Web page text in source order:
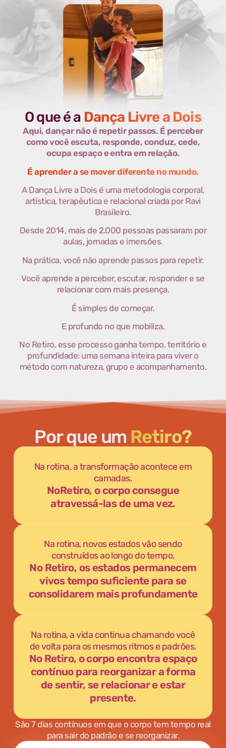
O que é a Dança Livre a Dois
Aqui, dançar não é repetir passos. É perceber
como você escuta, responde, conduz, cede,
ocupa espaço e entra em relação.
É aprender a se mover diferente no mundo.
A Dança Livre a Dois é uma metodologia corporal,
artística, terapêutica e relacional criada por Ravi
Brasileiro.
Desde 2014, mais de 2.000 pessoas passaram por
aulas, jornadas e imersões.
Na prática, você não aprende passos para repetir.
Você aprende a perceber, escutar, responder e se
relacionar com mais presença.
É simples de começar.
E profundo no que mobiliza.
No Retiro, esse processo ganha tempo, território e
profundidade: uma semana inteira para viver o
método com natureza, grupo e acompanhamento.
Por que um Retiro?
Na rotina, a transformação acontece em
camadas.
NoRetiro, o corpo consegue
atravessá-las de uma vez.
Na rotina, novos estados vão sendo
construídos ao longo do tempo.
No Retiro, os estados permanecem
vivos tempo suficiente para se
consolidarem mais profundamente
Na rotina, a vida continua chamando você
de volta para os mesmos ritmos e padrões.
No Retiro, o corpo encontra espaço
contínuo para reorganizar a forma
de sentir, se relacionar e estar
presente.
São 7 dias contínuos em que o corpo tem tempo real
para sair do padrão e se reorganizar.